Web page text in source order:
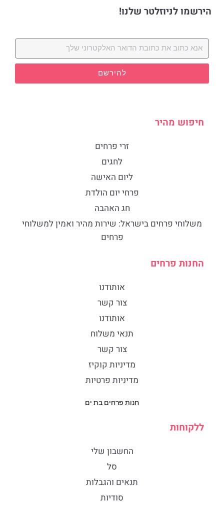
הירשמו לניוזלטר שלנו!
להירשם
חיפוש מהיר
זרי פרחים
לחגים
ליום האישה
פרחי יום הולדת
חג האהבה
​משלוחי פרחים בישראל: שירות מהיר ואמין למשלוחי
פרחים
החנות פרחים
אותודנו
צור קשר
אותודנו
תנאי משלוח
צור קשר
מדיניות קוקיז
מדיניות פרטיות
חנות פרחים בת ים
ללקוחות
החשבון שלי
סל
תנאים והגבלות
סודיות